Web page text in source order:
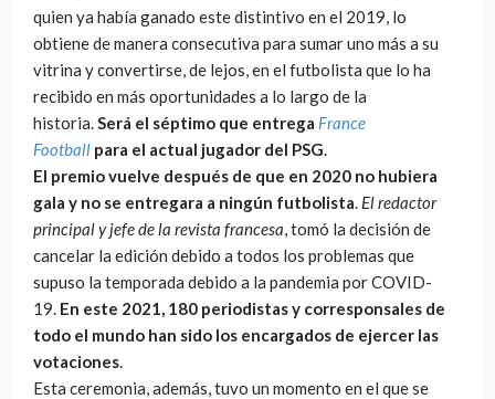
quien ya había ganado este distintivo en el 2019, lo
obtiene de manera consecutiva para sumar uno más a su
vitrina y convertirse, de lejos, en el futbolista que lo ha
recibido en más oportunidades a lo largo de la
historia. Será el séptimo que entrega France
Football para el actual jugador del PSG
El premio vuelve después de que en 2020 no hubiera
gala y no se entregara a ningún futbolista El redactor
principal y jefe de la revista francesa , tomó la decisión de
cancelar la edición debido a todos los problemas que
supuso la temporada debido a la pandemia por COVID-
19. En este 2021, 180 periodistas y corresponsales de
todo el mundo han sido los encargados de ejercer las
votaciones
Esta ceremonia, además, tuvo un momento en el que se